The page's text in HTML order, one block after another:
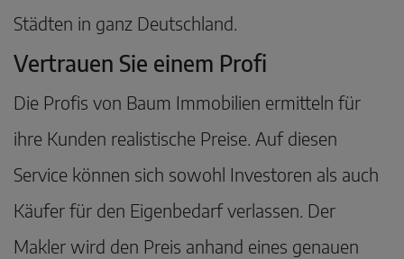
Städten in ganz Deutschland.
Vertrauen Sie einem Profi
Die Profis von Baum Immobilien ermitteln für
ihre Kunden realistische Preise. Auf diesen
Service können sich sowohl Investoren als auch
Käufer für den Eigenbedarf verlassen. Der
Makler wird den Preis anhand eines genauen